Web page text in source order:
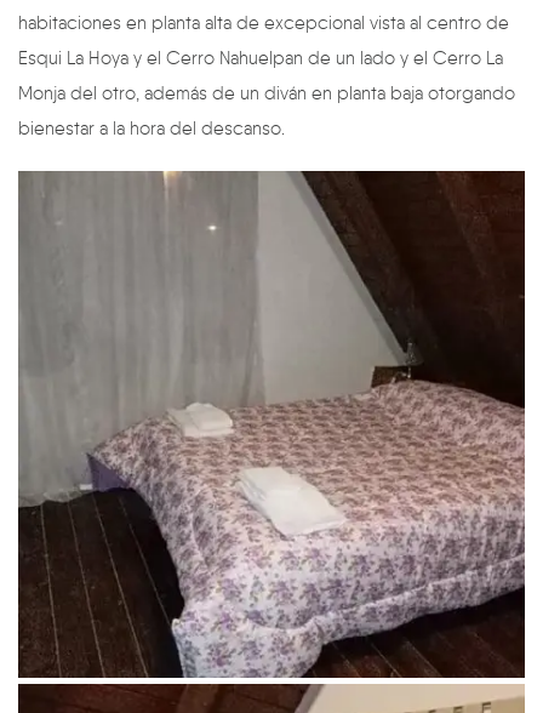
habitaciones en planta alta de excepcional vista al centro de
Esqui La Hoya y el Cerro Nahuelpan de un lado y el Cerro La
Monja del otro, además de un diván en planta baja otorgando
bienestar a la hora del descanso.